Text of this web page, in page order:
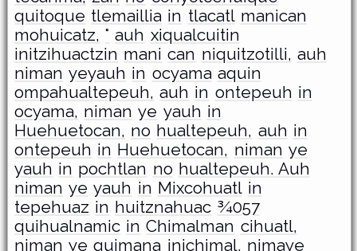
quitoque tlemaillia in tlacatl manican
mohuicatz, ° auh xiqualcuitin
initzihuactzin mani can niquitzotilli, auh
niman yeyauh in ocyama aquin
ompahualtepeuh, auh in ontepeuh in
ocyama, niman ye yauh in
Huehuetocan, no hualtepeuh, auh in
ontepeuh in Huehuetocan, niman ye
yauh in pochtlan no hualtepeuh. Auh
niman ye yauh in Mixcohuatl in
tepehuaz in huitznahuac ¾057
quihualnamic in Chimalman cihuatl,
niman ye quimana inichimal, nimaye